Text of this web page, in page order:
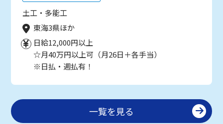
土工・多能工
東海3県ほか
日給12,000円以上
☆月40万円以上可（月26日＋各手当）
※日払・週払有！
一覧を見る